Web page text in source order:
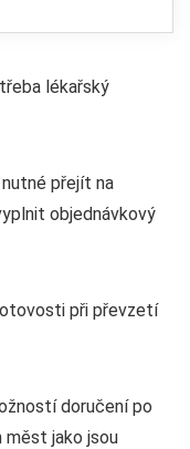
lékařský
přejít na
objednávkový
při převzetí
doručení po
jako jsou